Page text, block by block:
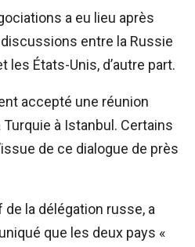
a eu lieu après
entre la Russie
les États-Unis, d’autre part.
accepté une réunion
à Istanbul. Certains
de ce dialogue de près
la délégation russe, a
que les deux pays «